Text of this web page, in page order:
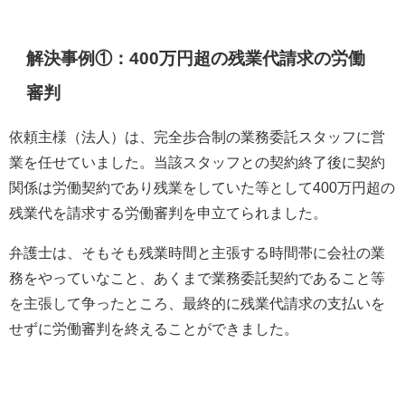
解決事例①：400万円超の残業代請求の労働
審判
依頼主様（法人）は、完全歩合制の業務委託スタッフに営
業を任せていました。当該スタッフとの契約終了後に契約
関係は労働契約であり残業をしていた等として400万円超の
残業代を請求する労働審判を申立てられました。
弁護士は、そもそも残業時間と主張する時間帯に会社の業
務をやっていなこと、あくまで業務委託契約であること等
を主張して争ったところ、最終的に残業代請求の支払いを
せずに労働審判を終えることができました。